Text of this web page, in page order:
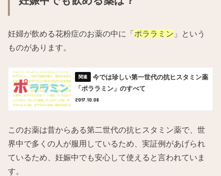
妊婦が飲める花粉症のお薬の中に「ポララミン 」という
ものがあります。
今では珍しい第一世代の抗ヒスタミン薬
「ポララミン」のすべて
2017.10.08
このお薬は昔からある第二世代の抗ヒスタミン薬で、世
界中で多くの人が服用しているため、実証例があげられ
ているため、妊娠中でも安心して使えると言われていま
す。